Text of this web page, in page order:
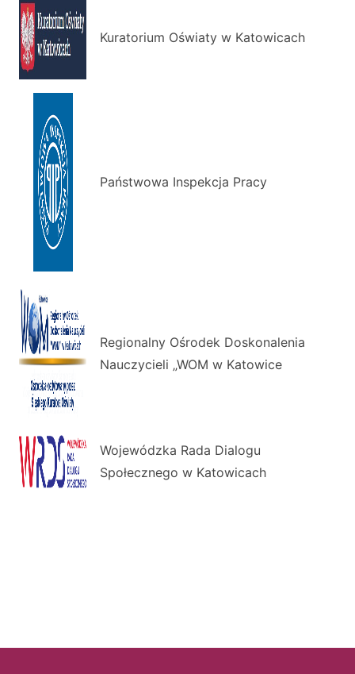
Kuratorium Oświaty w Katowicach
Państwowa Inspekcja Pracy
Regionalny Ośrodek Doskonalenia
Nauczycieli „WOM w Katowice
Wojewódzka Rada Dialogu
Społecznego w Katowicach